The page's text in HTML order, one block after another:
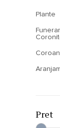
Plante
Pret